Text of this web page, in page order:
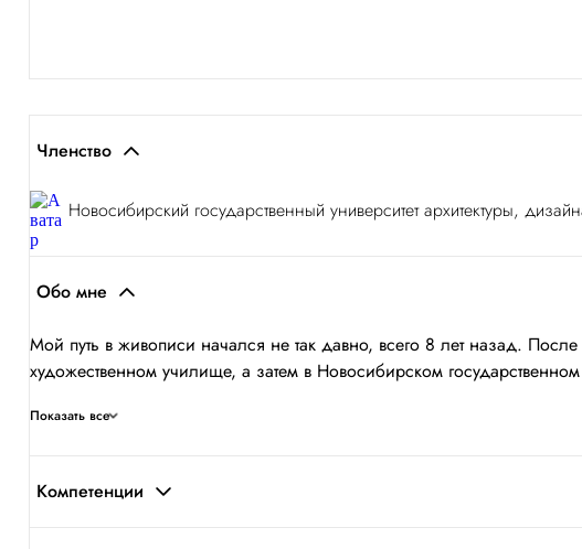
Членство
Новосибирский государственный университет архитектуры,
Обо мне
Мой путь в живописи начался не так давно, всего 8 лет назад.
художественном училище, а затем в Новосибирском
Показать все
Компетенции